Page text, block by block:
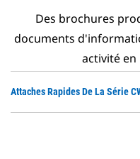
Des brochures
documents
activité en
Attaches Rapides De La Série